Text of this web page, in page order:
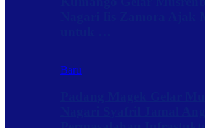
Baru